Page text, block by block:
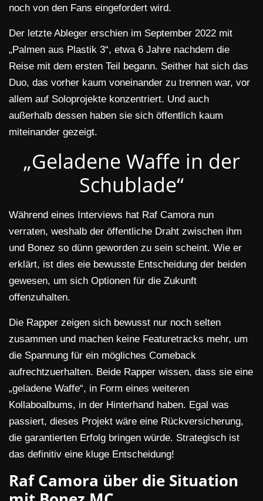
noch von den Fans eingefordert wird.
Der letzte Ableger erschien im September 2022 mit
„Palmen aus Plastik 3“, etwa 6 Jahre nachdem die
Reise mit dem ersten Teil begann. Seither hat sich das
Duo, das vorher kaum voneinander zu trennen war, vor
allem auf Soloprojekte konzentriert. Und auch
außerhalb dessen haben sie sich öffentlich kaum
miteinander gezeigt.
„Geladene Waffe in der
Schublade“
Während eines Interviews hat Raf Camora nun
verraten, weshalb der öffentliche Draht zwischen ihm
und Bonez so dünn geworden zu sein scheint. Wie er
erklärt, ist dies eie bewusste Entscheidung der beiden
gewesen, um sich Optionen für die Zukunft
offenzuhalten.
Die Rapper zeigen sich bewusst nur noch selten
zusammen und machen keine Featuretracks mehr, um
die Spannung für ein mögliches Comeback
aufrechtzuerhalten. Beide Rapper wissen, dass sie eine
„geladene Waffe“, in Form eines weiteren
Kollaboalbums, in der Hinterhand haben. Egal was
passiert, dieses Projekt wäre eine Rückversicherung,
die garantierten Erfolg bringen würde. Strategisch ist
das definitiv eine kluge Entscheidung!
Raf Camora über die Situation